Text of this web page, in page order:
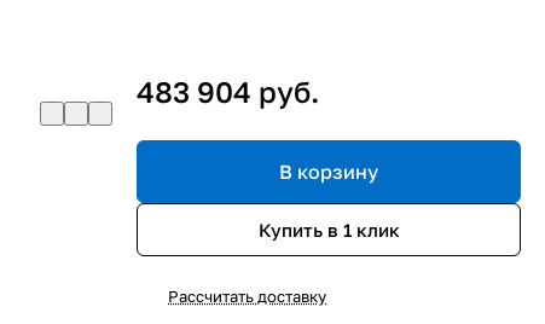
483 904 руб.
В корзину
Купить в 1 клик
Рассчитать доставку